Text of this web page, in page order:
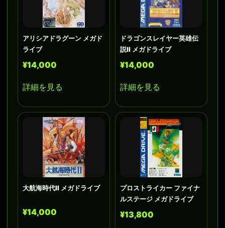
アリシアドラグーン メガド
ライブ
¥14,000
詳細を見る
ドラゴンスレイヤー英雄伝
説II メガドライブ
¥14,000
詳細を見る
大航海時代II メガドライブ
¥14,000
プロストライカー ファイナ
ルステージ メガドライブ
¥13,800